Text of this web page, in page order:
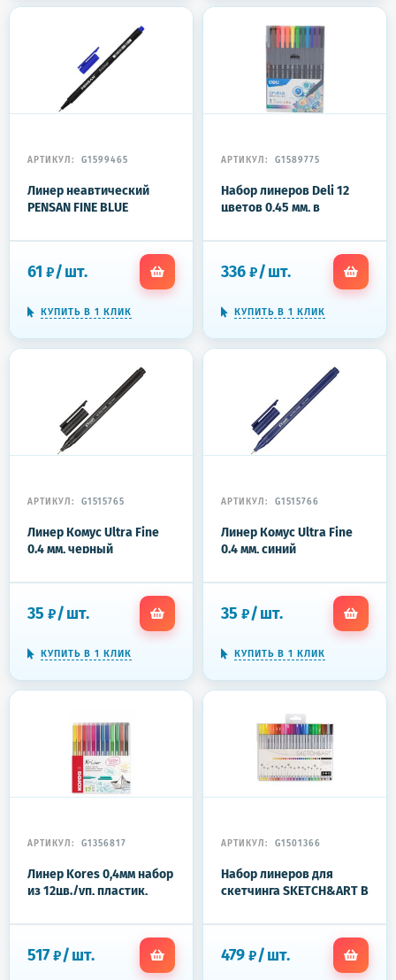
АРТИКУЛ: G1599465
Линер неавтический
PENSAN FINE BLUE
61 ₽/шт.
КУПИТЬ В 1 КЛИК
АРТИКУЛ: G1589775
Набор линеров Deli 12
цветов 0,45 мм, в
336 ₽/шт.
КУПИТЬ В 1 КЛИК
АРТИКУЛ: G1515765
Линер Комус Ultra Fine
0.4 мм, черный
35 ₽/шт.
КУПИТЬ В 1 КЛИК
АРТИКУЛ: G1515766
Линер Комус Ultra Fine
0.4 мм, синий
35 ₽/шт.
КУПИТЬ В 1 КЛИК
АРТИКУЛ: G1356817
Линер Kores 0,4мм набор
из 12цв./уп, пластик,
517 ₽/шт.
АРТИКУЛ: G1501366
Набор линеров для
скетчинга SKETCH&ART В
36-0013
479 ₽/шт.